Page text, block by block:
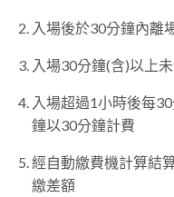
入場後於30分鐘內離
入場30分鐘(含)以上
入場超過1小時後每
鐘以30分鐘計費
經自動繳費機計算結
繳差額